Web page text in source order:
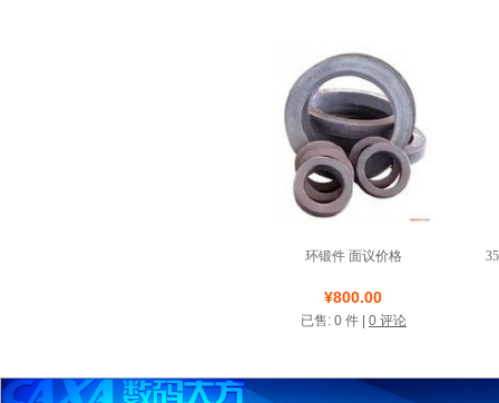
环锻件 面议价格
店铺名称: 禹鸿热锻模具
系统默认
¥800.00
已售: 0 件 | 0 评论